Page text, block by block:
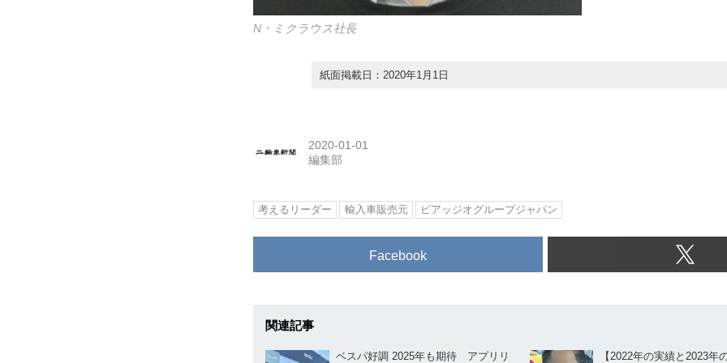
N・ミクラウス社長
紙面掲載日：2020年1月1日
2020-01-01
編集部
考えるリーダー 輸入車販売元 ピアッジオグループジャパン
Facebook
関連記事
ベスパ好調 2025年も期待 アプリリ 【2022年の実績と2023年